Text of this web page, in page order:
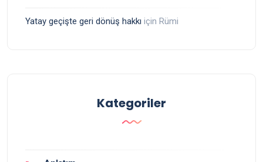
Yatay geçişte geri dönüş hakkı için Rümi
Kategoriler